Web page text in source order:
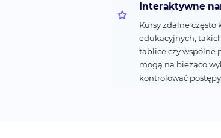
Interaktywne
Kursy zdalne często
edukacyjnych,
tablice czy wspólne
mogą na bieżąco
kontrolować